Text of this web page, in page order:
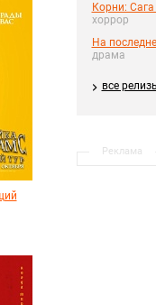
Корни:
хоррор
На
драма
все
Реклама